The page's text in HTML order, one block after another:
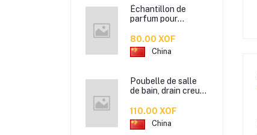
Échantillon de
parfum pour
de marque
Xiaocheng Yixiang
2 ml Parfum de
80.00 XOF
China
Poubelle de salle
de bain, drain creux
corbeille à papier de
cuisine de bureau à
domicile,
110.00 XOF
China